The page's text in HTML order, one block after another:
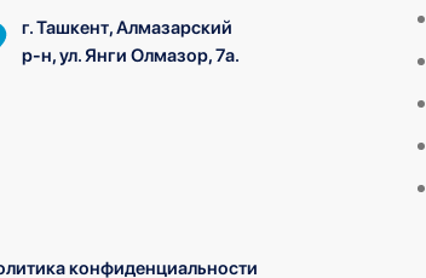
г. Ташкент, Алмазарский
р-н, ул. Янги Олмазор, 7а.
конфиденциальности